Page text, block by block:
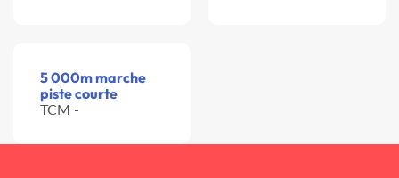
5 000m marche
piste courte
TCM -